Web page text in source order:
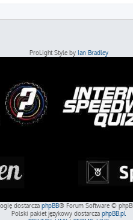
ProLight Style by Ian Bradley
dostarcza phpBB® Forum Software ©
Polski pakiet językowy dostarcza phpBB.pl